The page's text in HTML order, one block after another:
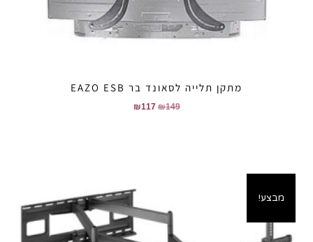
מתקן תלייה לסאונד בר EAZO ESB
₪149
₪117
מבצע!